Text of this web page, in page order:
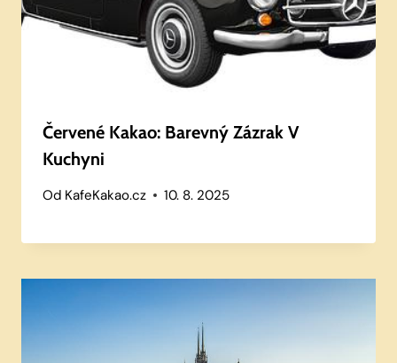
Červené Kakao: Barevný Zázrak V
Kuchyni
Od KafeKakao.cz 10. 8. 2025